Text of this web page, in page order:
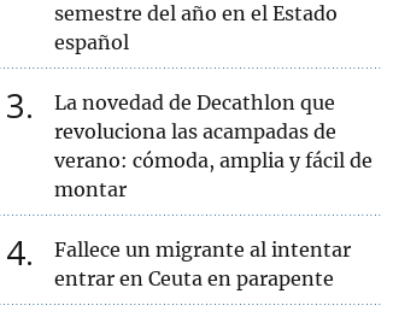
semestre del año en el Estado
español
3
La novedad de Decathlon que
revoluciona las acampadas de
verano: cómoda, amplia y fácil de
montar
4
Fallece un migrante al intentar
entrar en Ceuta en parapente